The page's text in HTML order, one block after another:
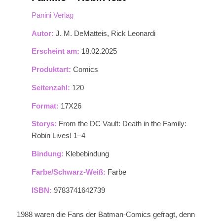
Panini Verlag
Autor: J. M. DeMatteis, Rick Leonardi
Erscheint am: 18.02.2025
Produktart: Comics
Seitenzahl: 120
Format: 17X26
Storys: From the DC Vault: Death in the Family:
Robin Lives! 1–4
Bindung: Klebebindung
Farbe/Schwarz-Weiß: Farbe
ISBN: 9783741642739
1988 waren die Fans der Batman-Comics gefragt, denn